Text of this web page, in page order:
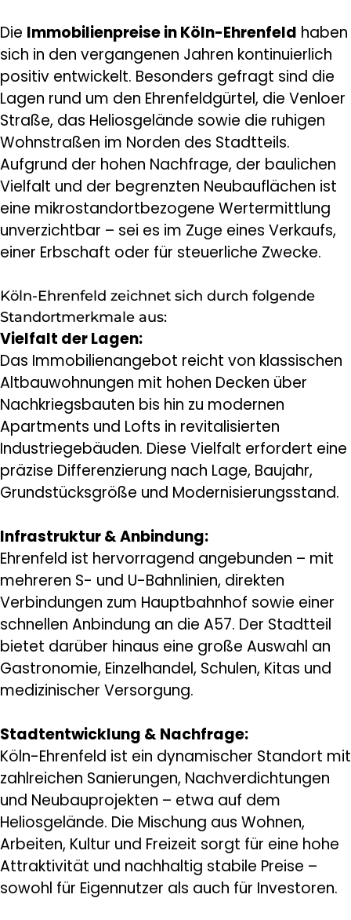
Die Immobilienpreise in Köln-Ehrenfeld haben
sich in den vergangenen Jahren kontinuierlich
positiv entwickelt. Besonders gefragt sind die
Lagen rund um den Ehrenfeldgürtel, die Venloer
Straße, das Heliosgelände sowie die ruhigen
Wohnstraßen im Norden des Stadtteils.
Aufgrund der hohen Nachfrage, der baulichen
Vielfalt und der begrenzten Neubauflächen ist
eine mikrostandortbezogene Wertermittlung
unverzichtbar – sei es im Zuge eines Verkaufs,
einer Erbschaft oder für steuerliche Zwecke.
Köln-Ehrenfeld zeichnet sich durch folgende
Standortmerkmale aus:
Vielfalt der Lagen:
Das Immobilienangebot reicht von klassischen
Altbauwohnungen mit hohen Decken über
Nachkriegsbauten bis hin zu modernen
Apartments und Lofts in revitalisierten
Industriegebäuden. Diese Vielfalt erfordert eine
präzise Differenzierung nach Lage, Baujahr,
Grundstücksgröße und Modernisierungsstand.
Infrastruktur & Anbindung:
Ehrenfeld ist hervorragend angebunden – mit
mehreren S- und U-Bahnlinien, direkten
Verbindungen zum Hauptbahnhof sowie einer
schnellen Anbindung an die A57. Der Stadtteil
bietet darüber hinaus eine große Auswahl an
Gastronomie, Einzelhandel, Schulen, Kitas und
medizinischer Versorgung.
Stadtentwicklung & Nachfrage:
Köln-Ehrenfeld ist ein dynamischer Standort mit
zahlreichen Sanierungen, Nachverdichtungen
und Neubauprojekten – etwa auf dem
Heliosgelände. Die Mischung aus Wohnen,
Arbeiten, Kultur und Freizeit sorgt für eine hohe
Attraktivität und nachhaltig stabile Preise –
sowohl für Eigennutzer als auch für Investoren.